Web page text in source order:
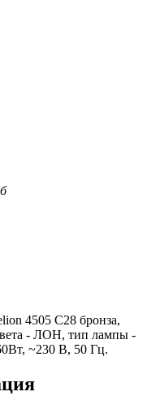
4505 С28 бронза,
- ЛОН, тип лампы -
~230 В, 50 Гц.